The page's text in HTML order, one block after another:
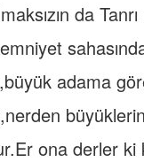
da Tanrı
adama
ona derler ki